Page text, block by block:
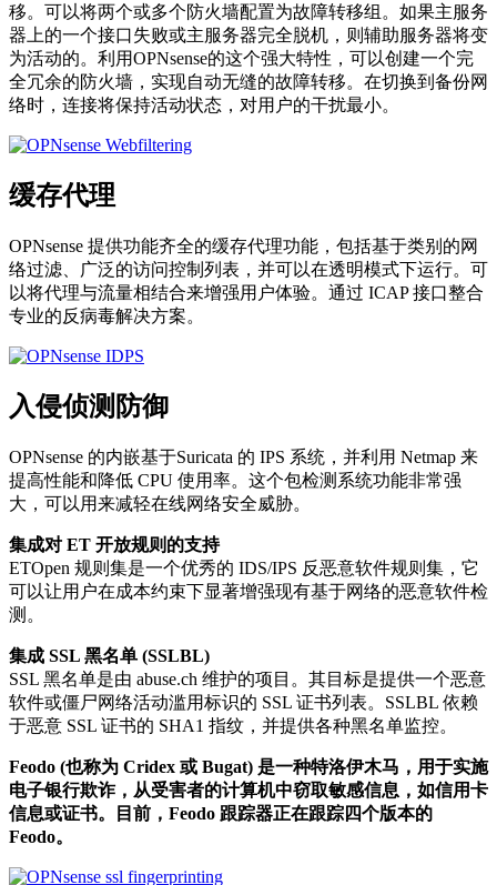
移。可以将两个或多个防火墙配置为故障转移组。如果主服务
器上的一个接口失败或主服务器完全脱机，则辅助服务器将变
为活动的。利用OPNsense的这个强大特性，可以创建一个完
全冗余的防火墙，实现自动无缝的故障转移。在切换到备份网
络时，连接将保持活动状态，对用户的干扰最小。
缓存代理
OPNsense 提供功能齐全的缓存代理功能，包括基于类别的网
络过滤、广泛的访问控制列表，并可以在透明模式下运行。可
以将代理与流量相结合来增强用户体验。通过 ICAP 接口整合
专业的反病毒解决方案。
入侵侦测防御
OPNsense 的内嵌基于Suricata 的 IPS 系统，并利用 Netmap 来
提高性能和降低 CPU 使用率。这个包检测系统功能非常强
大，可以用来减轻在线网络安全威胁。
集成对 ET 开放规则的支持
ETOpen 规则集是一个优秀的 IDS/IPS 反恶意软件规则集，它
可以让用户在成本约束下显著增强现有基于网络的恶意软件检
测。
集成 SSL 黑名单 (SSLBL)
SSL 黑名单是由 abuse.ch 维护的项目。其目标是提供一个恶意
软件或僵尸网络活动滥用标识的 SSL 证书列表。SSLBL 依赖
于恶意 SSL 证书的 SHA1 指纹，并提供各种黑名单监控。
Feodo (也称为 Cridex 或 Bugat) 是一种特洛伊木马，用于实施
电子银行欺诈，从受害者的计算机中窃取敏感信息，如信用卡
信息或证书。目前，Feodo 跟踪器正在跟踪四个版本的
Feodo。